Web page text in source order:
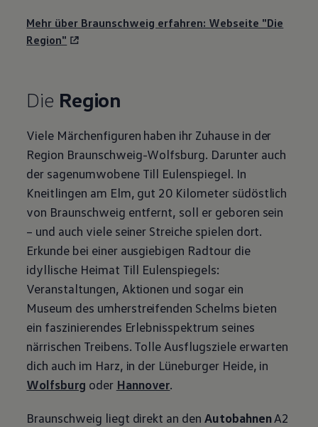
Mehr über Braunschweig erfahren: Webseite "Die
Region"
Die Region
Viele Märchenfiguren haben ihr Zuhause in der
Region Braunschweig-Wolfsburg. Darunter auch
der sagenumwobene Till Eulenspiegel. In
Kneitlingen am Elm, gut 20 Kilometer südöstlich
von Braunschweig entfernt, soll er geboren sein
– und auch viele seiner Streiche spielen dort.
Erkunde bei einer ausgiebigen Radtour die
idyllische Heimat Till Eulenspiegels:
Veranstaltungen, Aktionen und sogar ein
Museum des umherstreifenden Schelms bieten
ein faszinierendes Erlebnisspektrum seines
närrischen Treibens. Tolle Ausflugsziele erwarten
dich auch im Harz, in der Lüneburger Heide, in
Wolfsburg oder Hannover.
Braunschweig liegt direkt an den AutobahnenA2